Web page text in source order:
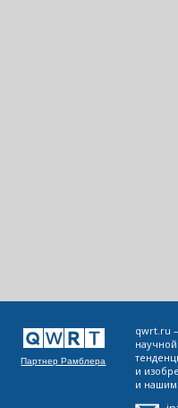
Партнер Рамблера
qwrt.ru
и
и нашим